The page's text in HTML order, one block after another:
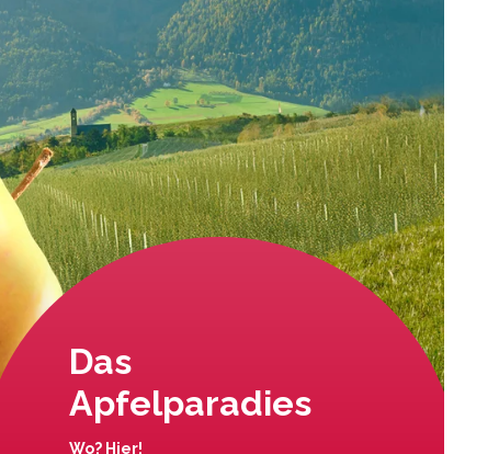
Das
Apfelparadies
Wo? Hier!